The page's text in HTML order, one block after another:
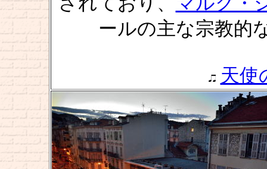
ールの主な宗教的
天使